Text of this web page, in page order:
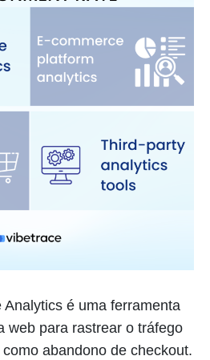
Analytics é uma ferramenta
web para rastrear o tráfego
abandono de checkout.